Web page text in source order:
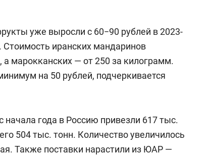
уже выросли с 60−90 рублей в 2023-
Стоимость иранских мандаринов
а марокканских — от 250 за килограмм.
на 50 рублей, подчеркивается
года в Россию привезли 617 тыс.
504 тыс. тонн. Количество увеличилось
Также поставки нарастили из ЮАР —